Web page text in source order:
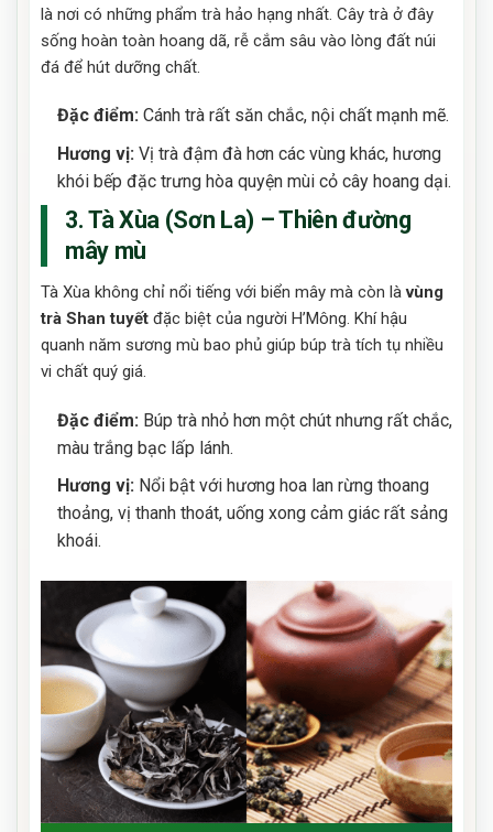
là nơi có những phẩm trà hảo hạng nhất. Cây trà ở đây
sống hoàn toàn hoang dã, rễ cắm sâu vào lòng đất núi
đá để hút dưỡng chất.
Đặc điểm: Cánh trà rất săn chắc, nội chất mạnh mẽ.
Hương vị: Vị trà đậm đà hơn các vùng khác, hương
khói bếp đặc trưng hòa quyện mùi cỏ cây hoang dại.
3. Tà Xùa (Sơn La) – Thiên đường
mây mù
Tà Xùa không chỉ nổi tiếng với biển mây mà còn làvùng
trà Shan tuyết đặc biệt của người H’Mông. Khí hậu
quanh năm sương mù bao phủ giúp búp trà tích tụ nhiều
vi chất quý giá.
Đặc điểm: Búp trà nhỏ hơn một chút nhưng rất chắc,
màu trắng bạc lấp lánh.
Hương vị: Nổi bật với hương hoa lan rừng thoang
thoảng, vị thanh thoát, uống xong cảm giác rất sảng
khoái.